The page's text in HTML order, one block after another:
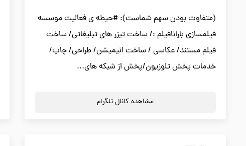
(متفاوت بودن سهم شماست): #حیطه ی فعالیت موسسه
فیلمسازی بارانافیلم :/ ساخت تیزر های تبلیغاتی/ ساخت
فیلم مستند/ عکاسی / ساخت انیمیشن/ طراحی/ چاپ/
خدمات پخش تلوزیون/پخش از شبکه های...
مشاهده کانال تلگرام